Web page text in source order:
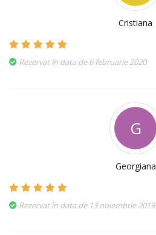
Cristiana
Rezervat în data de 6 februarie 2020
G
Georgiana
Rezervat în data de 13 noiembrie 2019